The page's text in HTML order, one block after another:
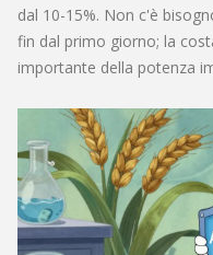
dal 10-15%. Non c'è
fin dal primo giorno; la
importante della potenza